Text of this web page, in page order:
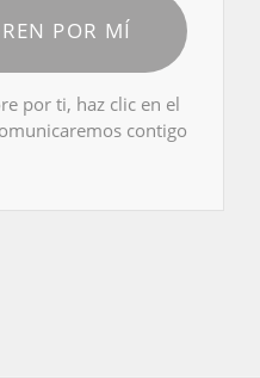
POR MÍ
por ti, haz clic en el
contigo